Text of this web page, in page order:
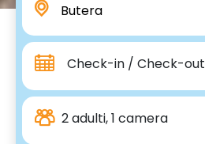
Butera
Check-in / Check-out
2 adulti, 1 camera